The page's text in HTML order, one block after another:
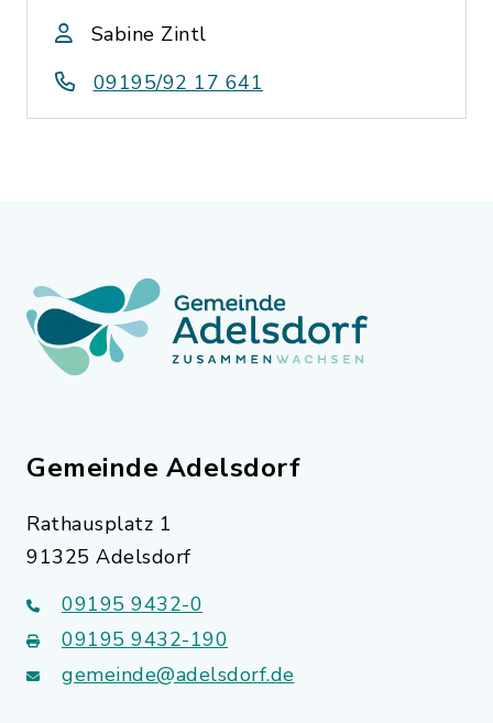
Sabine Zintl
09195/92 17 641
Gemeinde Adelsdorf
Rathausplatz 1
91325 Adelsdorf
09195 9432-0
09195 9432-190
gemeinde@adelsdorf.de